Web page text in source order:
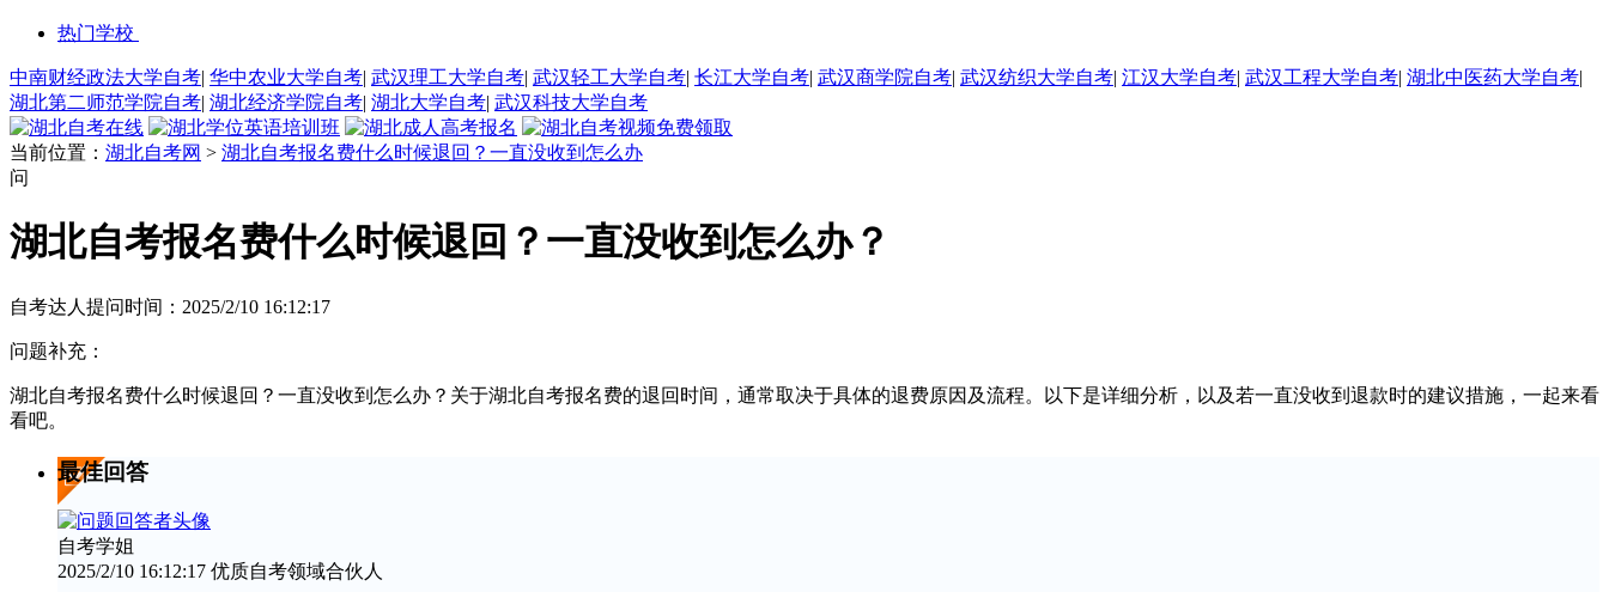
热门学校
中南财经政法大学自考| 华中农业大学自考| 武汉理工大学自考| 武汉轻工大学自考| 长江大学自考| 武汉商学院自考| 武汉纺织大学自考| 江汉大学自考| 武汉工程大学自考| 湖北中医药大学自考|
湖北第二师范学院自考| 湖北经济学院自考| 湖北大学自考| 武汉科技大学自考
当前位置： 湖北自考网 > 湖北自考报名费什么时候退回？一直没收到怎么办
问
湖北自考报名费什么时候退回？一直没收到怎么办？
自考达人 提问时间：2025/2/10 16:12:17
问题补充：
湖北自考报名费什么时候退回？一直没收到怎么办？关于湖北自考报名费的退回时间，通常取决于具体的退费原因及流程。以下是详细分析，以及若一直没收到退款时的建议措施，一起来看
看吧。
最佳回答
自考学姐
2025/2/10 16:12:17 优质自考领域合伙人